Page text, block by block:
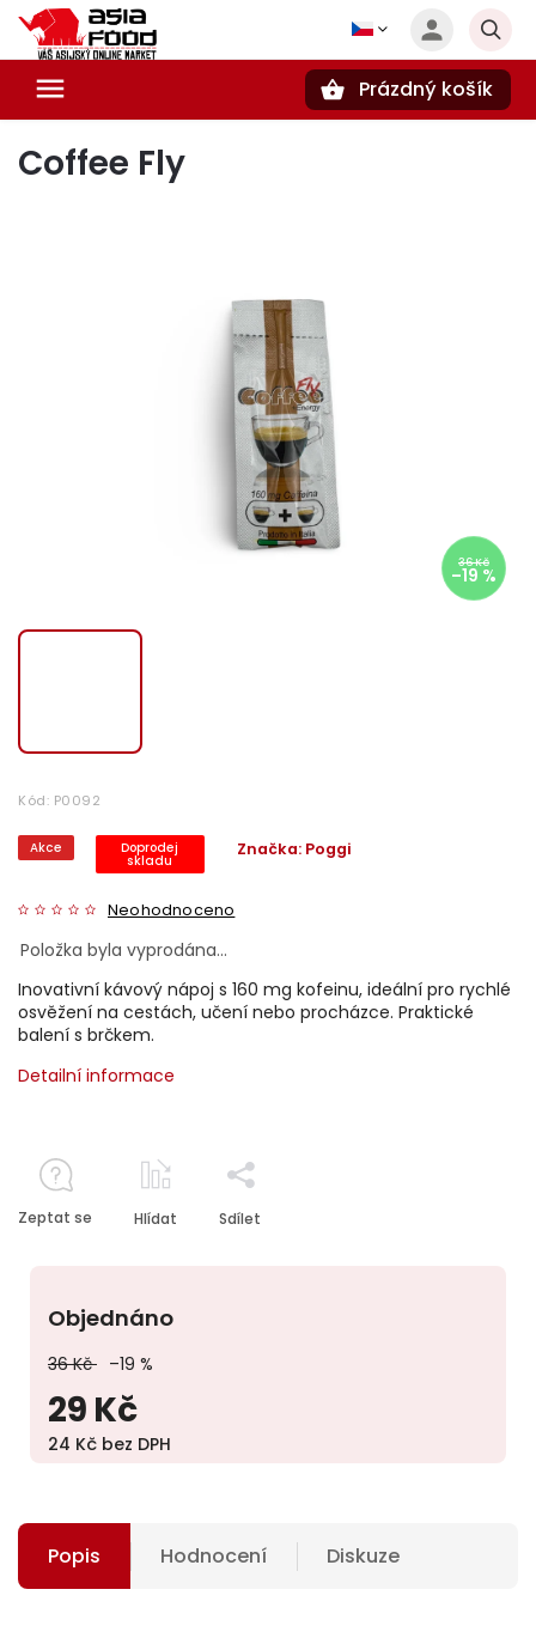
Prázdný košík
Coffee Fly
36 Kč
–19 %
Kód: P0092
Akce Doprodej
skladu
Neohodnoceno
Značka: Poggi
36 Kč –19 %
29 Kč
24 Kč bez DPH
Objednáno
Položka byla vyprodána…
Inovativní kávový nápoj s 160 mg kofeinu, ideální pro rychlé
osvěžení na cestách, učení nebo procházce. Praktické
balení s brčkem.
Detailní informace
Zeptat se Hlídat Sdílet
Popis Hodnocení Diskuze